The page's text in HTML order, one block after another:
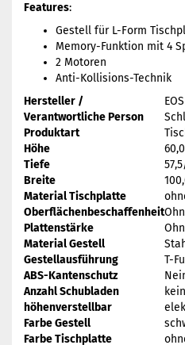
Features:
Gestell für L-Form
Memory-Funktion mit 4
2 Motoren
Anti-Kollisions-Technik
Hersteller /
Verantwortliche Person
Produktart
Höhe
Tiefe
Breite
Material Tischplatte
Oberflächenbeschaffenheit
Plattenstärke
Material Gestell
Gestellausführung
T-
ABS-Kantenschutz
Anzahl Schubladen
höhenverstellbar
Farbe Gestell
Farbe Tischplatte